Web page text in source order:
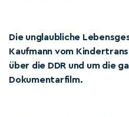
Die unglaubliche
Kaufmann vom
über die DDR und um die
Dokumentarfilm.